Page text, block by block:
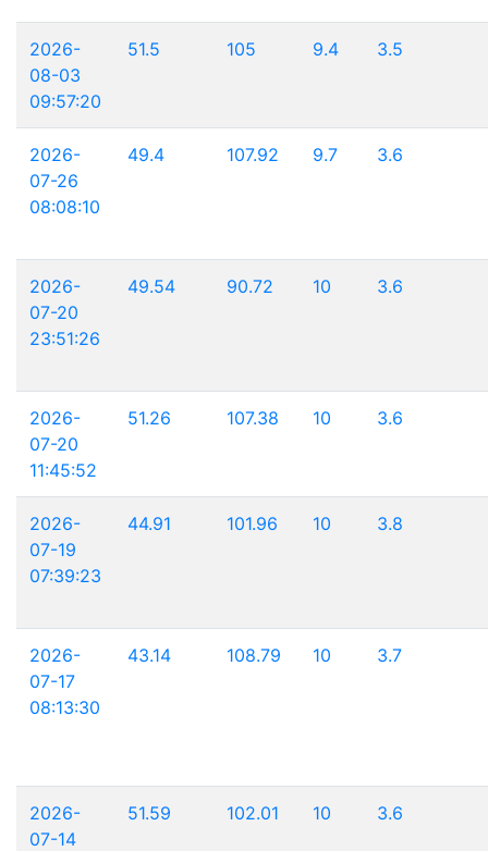
2026-
08-03
09:57:20
51.5 105 9.4 3.5
2026-
07-26
08:08:10
49.4 107.92 9.7 3.6
2026-
07-20
23:51:26
49.54 90.72 10 3.6
2026-
07-20
11:45:52
51.26 107.38 10 3.6
2026-
07-19
07:39:23
44.91 101.96 10 3.8
2026-
07-17
08:13:30
43.14 108.79 10 3.7
2026-
07-14
51.59 102.01 10 3.6